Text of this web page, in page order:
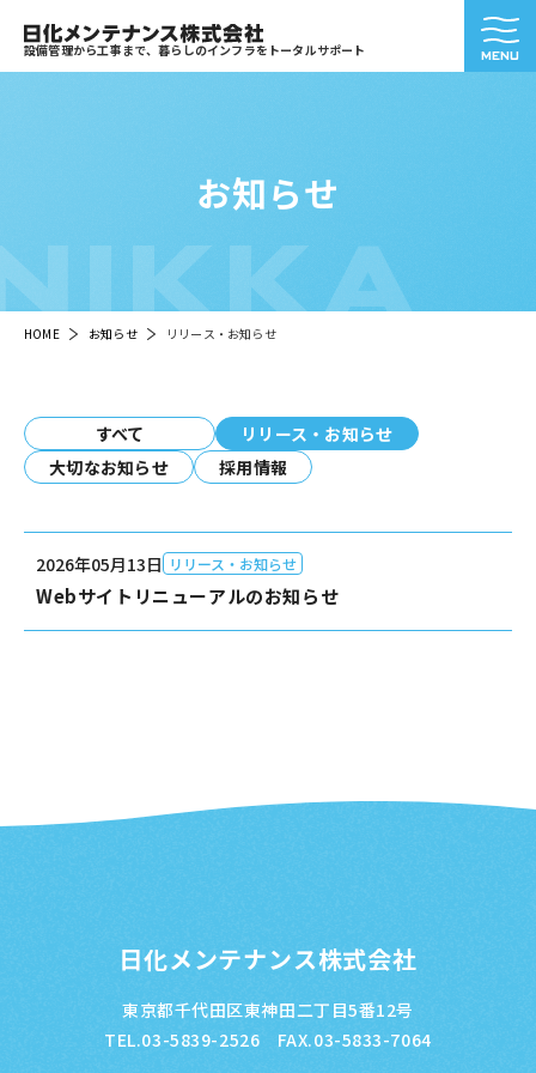
設備管理から工事まで、暮らしのインフラをトータルサポート
お知らせ
HOME お知らせ リリース・お知らせ
すべて
リリース・お知らせ
大切なお知らせ
採用情報
2026年05月13日 リリース・お知らせ
Webサイトリニューアルのお知らせ
日化メンテナンス株式会社
東京都千代田区東神田二丁目5番12号
TEL.03-5839-2526 FAX.03-5833-7064